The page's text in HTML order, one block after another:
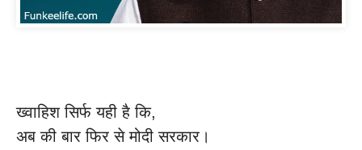
ख्वाहिश सिर्फ यही है कि,
अब की बार फिर से मोदी सरकार।